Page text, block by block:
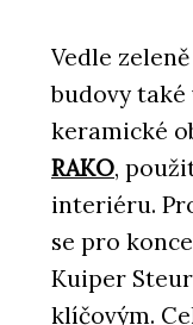
Vedle
budovy
keramické
RAKO,
interiéru.
se pro
Kuiper
klíčovým.